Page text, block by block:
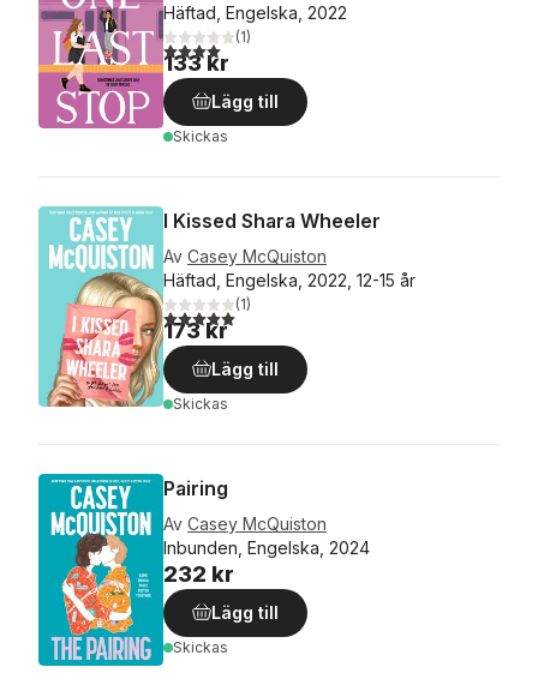
Häftad, Engelska, 2022
4,0utav 5 stjärnor. Totalt antal röster:
(1)
133 kr
Lägg till
Skickas
I Kissed Shara Wheeler
Av Casey McQuiston
Häftad, Engelska, 2022, 12-15 år
5,0utav 5 stjärnor. Totalt antal röster:
(1)
173 kr
Lägg till
Skickas
Pairing
Av Casey McQuiston
Inbunden, Engelska, 2024
232 kr
Lägg till
Skickas